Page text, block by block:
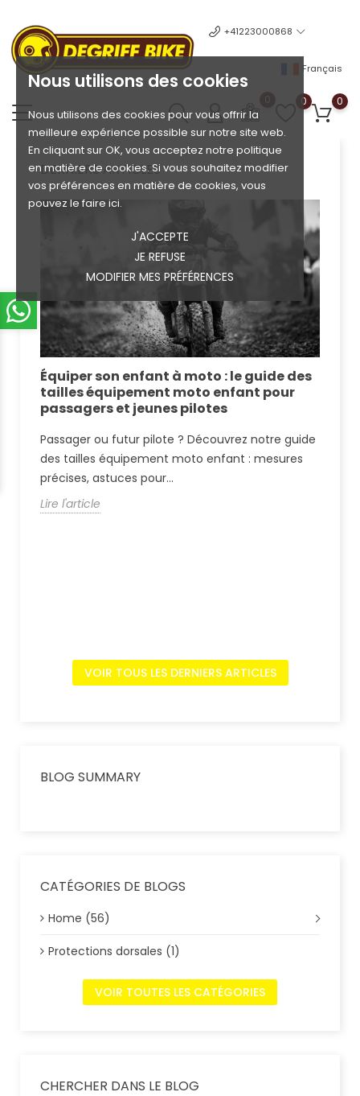
Nous utilisons des cookies
Nous utilisons des cookies pour vous offrir la
meilleure expérience possible sur notre site web.
En cliquant sur OK, vous acceptez notre politique
en matière de cookies. Si vous souhaitez modifier
vos préférences en matière de cookies, vous
pouvez le faire ici.
J'ACCEPTE
JE REFUSE
MODIFIER MES PRÉFÉRENCES
+41223000868
Français
0 0
DERNIERS ARTICLES
Équiper son enfant à moto : le guide des
tailles équipement moto enfant pour
passagers et jeunes pilotes
Passager ou futur pilote ? Découvrez notre guide
des tailles équipement moto enfant : mesures
précises, astuces pour...
Lire l'article
VOIR TOUS LES DERNIERS ARTICLES
BLOG SUMMARY
CATÉGORIES DE BLOGS
Home (56)
Protections dorsales (1)
VOIR TOUTES LES CATÉGORIES
CHERCHER DANS LE BLOG